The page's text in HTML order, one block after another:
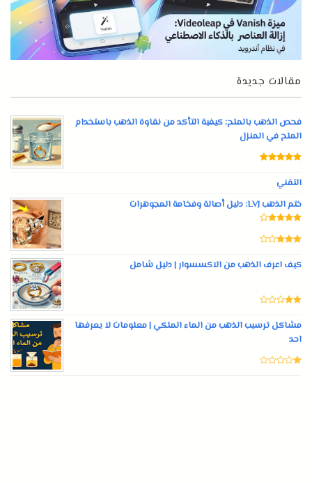
مقالات جديدة
فحص الذهب بالملح: كيفية التأكد من نقاوة الذهب باستخدام
الملح في المنزل
التقني
ختم الذهب LVJ: دليل أصالة وفخامة المجوهرات
كيف اعرف الذهب من الاكسسوار | دليل شامل
مشاكل ترسيب الذهب من الماء الملكي | معلومات لا يعرفها
احد